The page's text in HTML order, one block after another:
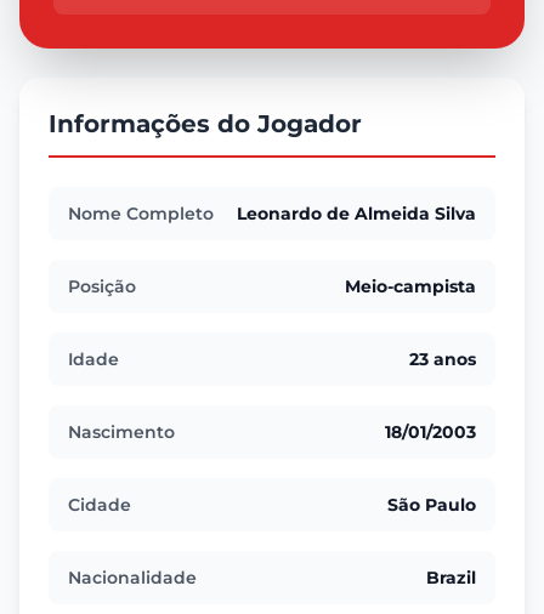
Informações do Jogador
Nome Completo Leonardo de Almeida Silva
Posição Meio-campista
Idade 23 anos
Nascimento 18/01/2003
Cidade São Paulo
Nacionalidade Brazil